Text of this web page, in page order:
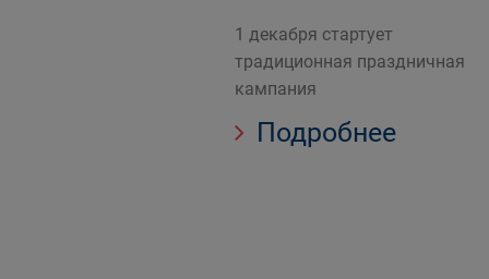
1 декабря стартует
традиционная праздничная
кампания
Подробнее